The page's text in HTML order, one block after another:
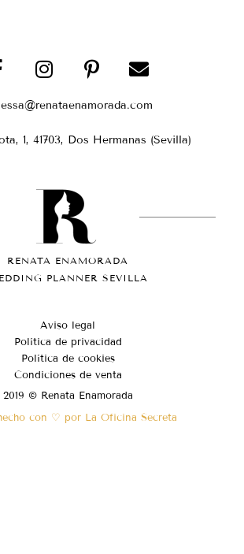
1, 41703, Dos Hermanas (Sevilla)
RENATA ENAMORADA
PLANNER SEVILLA
Aviso legal
Política de privacidad
Política de cookies
Condiciones de venta
2019 © Renata Enamorada
con ♡ por La Oficina Secreta